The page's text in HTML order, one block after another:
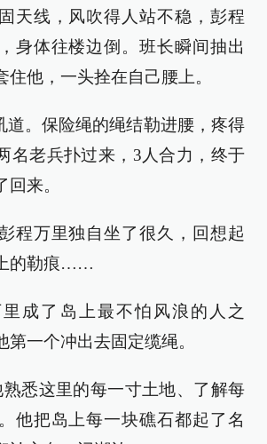
天线，风吹得人站不稳，彭程
身体往楼边倒。班长瞬间抽出
住他，一头拴在自己腰上。
道。保险绳的绳结勒进腰，疼得
名老兵扑过来，3人合力，终于
来。
程万里独自坐了很久，回想起
的勒痕……
成了岛上最不怕风浪的人之
第一个冲出去固定缆绳。
悉这里的每一寸土地、了解每
他把岛上每一块礁石都起了名